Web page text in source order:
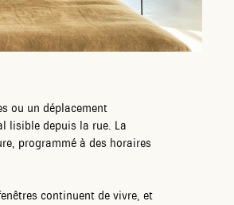
ou un déplacement
lisible depuis la rue. La
programmé à des horaires
continuent de vivre, et